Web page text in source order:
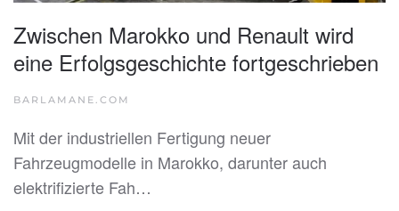
Zwischen Marokko und Renault wird
eine Erfolgsgeschichte fortgeschrieben
BARLAMANE.COM
Mit der industriellen Fertigung neuer
Fahrzeugmodelle in Marokko, darunter auch
elektrifizierte Fah…